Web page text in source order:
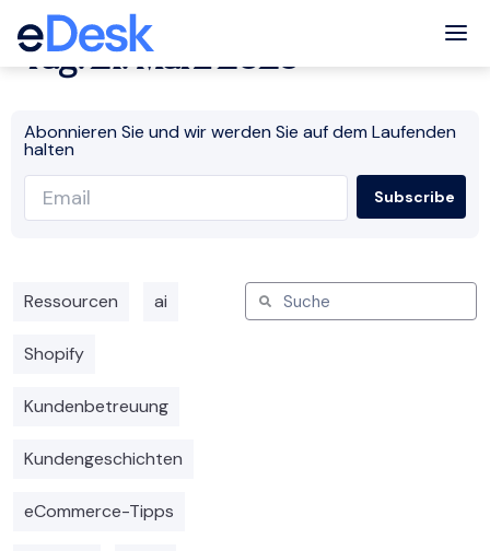
Tag: 21. März 2023
Abonnieren Sie und wir werden Sie auf dem Laufenden
halten
Ressourcen ai
Shopify
Kundenbetreuung
Kundengeschichten
eCommerce-Tipps